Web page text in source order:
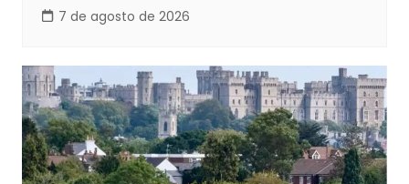
7 de agosto de 2026